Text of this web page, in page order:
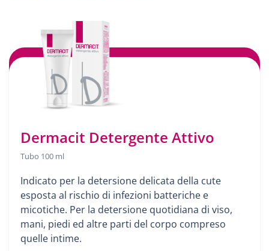
Dermacit Detergente Attivo
Tubo 100 ml
Indicato per la detersione delicata della cute
esposta al rischio di infezioni batteriche e
micotiche. Per la detersione quotidiana di viso,
mani, piedi ed altre parti del corpo compreso
quelle intime.